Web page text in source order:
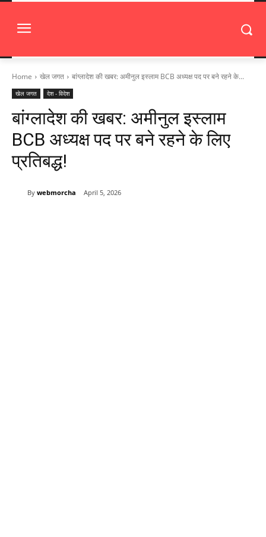
Home खेल जगत बांग्लादेश की खबर: अमीनुल इस्लाम BCB अध्यक्ष पद पर बने रहने के...
खेल जगत देश - विदेश
बांग्लादेश की खबर: अमीनुल इस्लाम
BCB अध्यक्ष पद पर बने रहने के लिए
प्रतिबद्ध!
By webmorcha April 5, 2026